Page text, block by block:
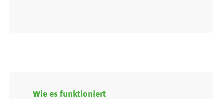
Wie es funktioniert